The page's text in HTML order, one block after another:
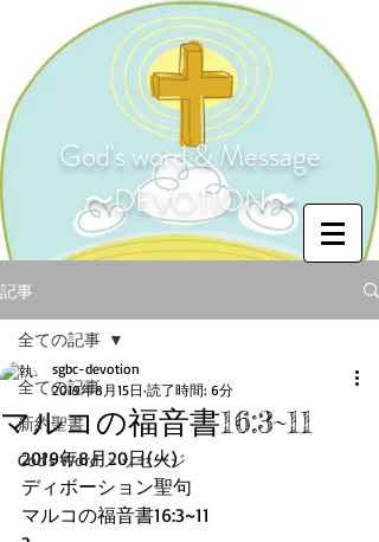
God's word & Message
〜DEVOTION〜
記事
全ての記事
新約聖書
God's Word メッセージ
全ての記事
マルコの福音書16:3~11
sgbc-devotion
2019年8月15日 読了時間: 6分
2019年8月20日(火)
ディボーション聖句
マルコの福音書16:3~11